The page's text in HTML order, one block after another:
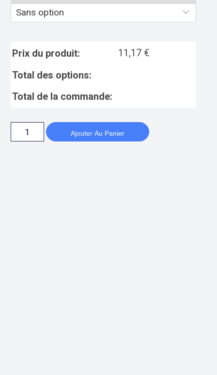
Prix du produit: 11,17 €
Total des options:
Total de la commande:
Ajouter Au Panier